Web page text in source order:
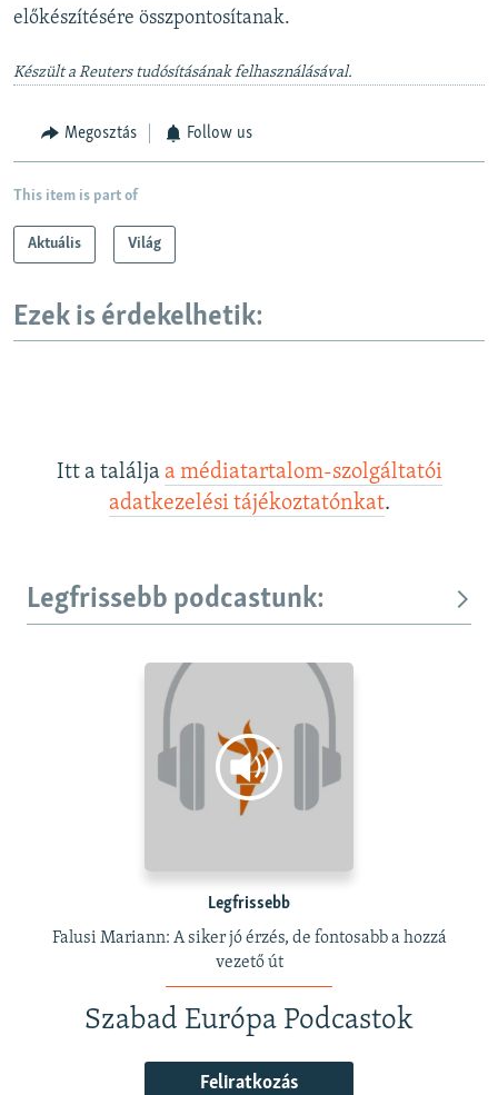
előkészítésére összpontosítanak.
Készült a Reuters tudósításának felhasználásával.
Megosztás Follow us
This item is part of
Aktuális Világ
Ezek is érdekelhetik:
Itt a találja a médiatartalom-szolgáltatói
adatkezelési tájékoztatónkat.
Legfrissebb podcastunk:
Legfrissebb
Falusi Mariann: A siker jó érzés, de fontosabb a hozzá
vezető út
Szabad Európa Podcastok
Feliratkozás